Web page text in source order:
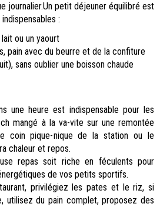
journalier.Un petit déjeuner équilibré est
:
ou un yaourt
pain avec du beurre et de la confiture
sans oublier une boisson chaude
une heure est indispensable pour les
mangé à la va-vite sur une remontée
coin pique-nique de la station ou le
chaleur et repos.
repas soit riche en féculents pour
de vos petits sportifs.
privilégiez les pates et le riz, si
utilisez du pain complet, proposez des